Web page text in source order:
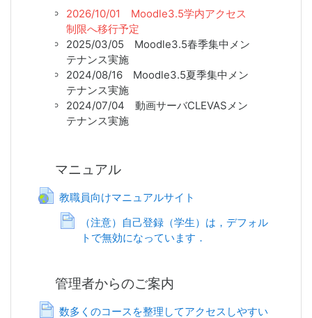
2026/10/01 Moodle3.5学内アクセス
制限へ移行予定
2025/03/05 Moodle3.5春季集中メン
テナンス実施
2024/08/16 Moodle3.5夏季集中メン
テナンス実施
2024/07/04 動画サーバCLEVASメン
テナンス実施
2024/05/21 仮想サーバメンテナンス
2024/03/31Moodle2とMoodle3.1の
運用終了
2024/03/22 Moodleサーバ移行完了
2023/09/13 Moodleサーバメンテナ
2023/09/11 eポートフォリオ2サーバ
移行作業終了
2023/08/30 eポートフォリオ1サーバ
マニュアル
教職員向けマニュアルサイト
URL
（注意）自己登録（学生）は，デフォル
トで無効になっています．
ページ
管理者からのご案内
数多くのコースを整理してアクセスしやすい